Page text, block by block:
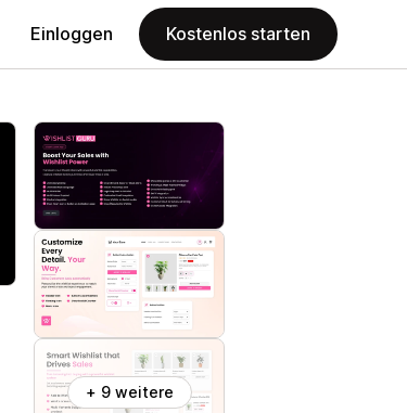
Einloggen Kostenlos starten
+ 9 weitere